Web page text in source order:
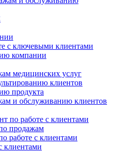
с ключевыми клиентами
компании
медицинских услуг
клиентов
продукта
и обслуживанию клиентов
по работе с клиентами
продажам
работе с клиентами
клиентами